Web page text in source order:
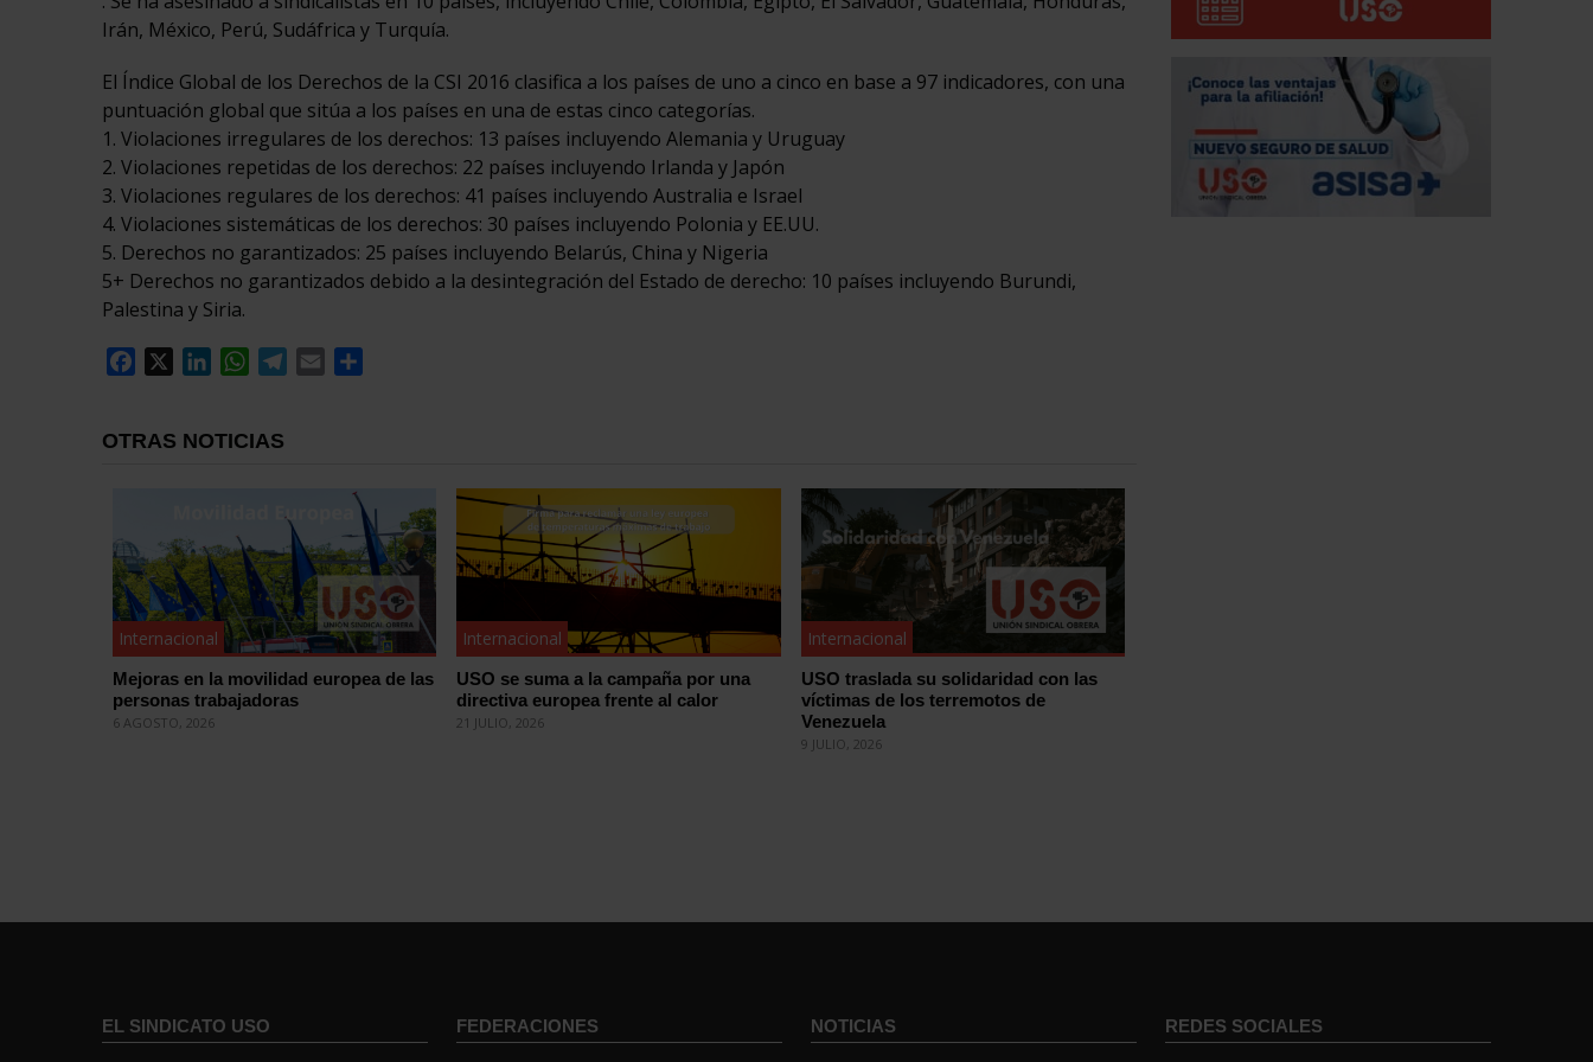
Irán, México, Perú, Sudáfrica y Turquía.
El Índice Global de los Derechos de la CSI 2016 clasifica a los países de uno a cinco en base a 97 indicadores, con una
puntuación global que sitúa a los países en una de estas cinco categorías.
1. Violaciones irregulares de los derechos: 13 países incluyendo Alemania y Uruguay
2. Violaciones repetidas de los derechos: 22 países incluyendo Irlanda y Japón
3. Violaciones regulares de los derechos: 41 países incluyendo Australia e Israel
4. Violaciones sistemáticas de los derechos: 30 países incluyendo Polonia y EE.UU.
5. Derechos no garantizados: 25 países incluyendo Belarús, China y Nigeria
5+ Derechos no garantizados debido a la desintegración del Estado de derecho: 10 países incluyendo Burundi,
Palestina y Siria.
Facebook
LinkedInWhatsApp
Telegram
Email
OTRAS NOTICIAS
Internacional
Mejoras en la movilidad europea de las
personas trabajadoras
6 AGOSTO, 2026
Internacional
USO se suma a la campaña por una
directiva europea frente al calor
21 JULIO, 2026
Internacional
USO traslada su solidaridad con las
víctimas de los terremotos de
Venezuela
9 JULIO, 2026
EL SINDICATO USO FEDERACIONES NOTICIAS REDES SOCIALES